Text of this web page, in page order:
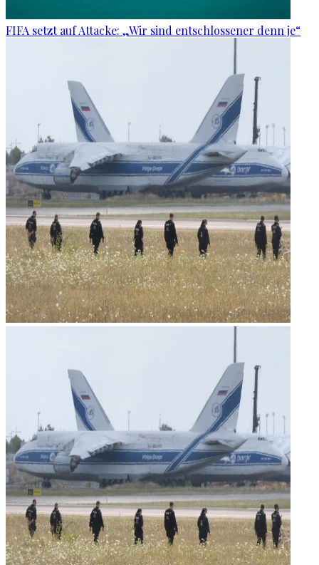
FIFA setzt auf Attacke: „Wir sind entschlossener denn je“